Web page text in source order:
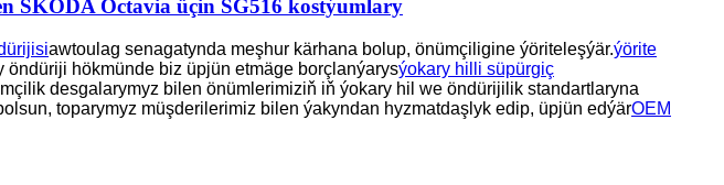
SKODA Octavia üçin SG516 kostýumlary
awtoulag senagatynda meşhur kärhana bolup, önümçiligine ýöriteleşýär.ýörite
hökmünde biz üpjün etmäge borçlanýarysýokary hilli süpürgiç
desgalarymyz bilen önümlerimiziň iň ýokary hil we öndürijilik standartlaryna
toparymyz müşderilerimiz bilen ýakyndan hyzmatdaşlyk edip, üpjün edýärOEM